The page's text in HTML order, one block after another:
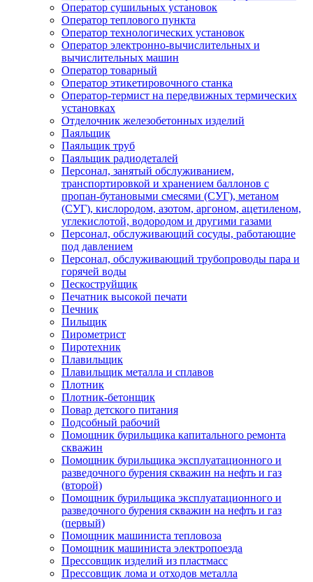
Оператор сушильных установок
Оператор теплового пункта
Оператор технологических установок
Оператор электронно-вычислительных и
вычислительных машин
Оператор товарный
Оператор этикетировочного станка
Оператор-термист на передвижных термических
установках
Отделочник железобетонных изделий
Паяльщик
Паяльщик труб
Паяльщик радиодеталей
Персонал, занятый обслуживанием,
транспортировкой и хранением баллонов с
пропан-бутановыми смесями (СУГ), метаном
(СУГ), кислородом, азотом, аргоном, ацетиленом,
углекислотой, водородом и другими газами
Персонал, обслуживающий сосуды, работающие
под давлением
Персонал, обслуживающий трубопроводы пара и
горячей воды
Пескоструйщик
Печатник высокой печати
Печник
Пильщик
Пирометрист
Пиротехник
Плавильщик
Плавильщик металла и сплавов
Плотник
Плотник-бетонщик
Повар детского питания
Подсобный рабочий
Помощник бурильщика капитального ремонта
скважин
Помощник бурильщика эксплуатационного и
разведочного бурения скважин на нефть и газ
(второй)
Помощник бурильщика эксплуатационного и
разведочного бурения скважин на нефть и газ
(первый)
Помощник машиниста тепловоза
Помощник машиниста электропоезда
Прессовщик изделий из пластмасс
Прессовщик лома и отходов металла